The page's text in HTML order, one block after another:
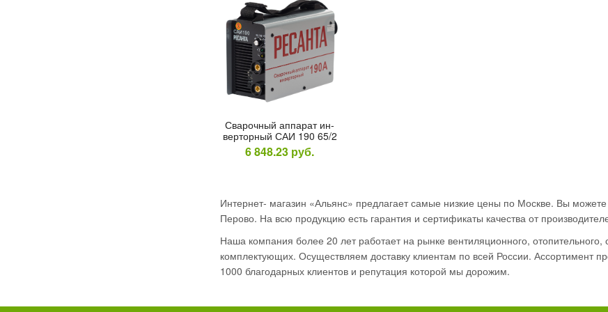
Сва­роч­ный ап­па­рат ин­
вертор­ный САИ 190 65/2
6 848.23 руб.
Интернет- магазин «Альянс» предлагает самые низкие цены по Москве. Вы
Перово. На всю продукцию есть гарантия и сертификаты качества от
Наша компания более 20 лет работает на рынке вентиляционного,
комплектующих. Осуществляем доставку клиентам по всей России. Ассортимент
1000 благодарных клиентов и репутация которой мы дорожим.